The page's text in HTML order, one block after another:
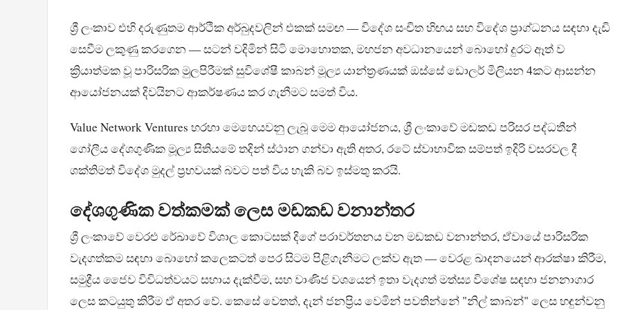
ශ්‍රී ලංකාව එහි දරුණුතම ආර්ථික අර්බුදවලින් එකක් සමඟ — විදේශ සංචිත හිඟය සහ විදේශ ප්‍රාග්ධනය සඳහා දැඩි
සෙවීම ලකුණු කරගෙන — සටන් වදිමින් සිටි මොහොතක, මහජන අවධානයෙන් බොහෝ දුරට ඈත් ව
ක්‍රියාත්මක වූ පාරිසරික මුලපිරීමක් සුවිශේෂී කාබන් මූල්‍ය යාන්ත්‍රණයක් ඔස්සේ ඩොලර් මිලියන 4කට ආසන්න
ආයෝජනයක් දිවයිනට ආකර්ෂණය කර ගැනීමට සමත් විය.
Value Network Ventures හරහා මෙහෙයවනු ලැබූ මෙම ආයෝජනය, ශ්‍රී ලංකාවේ මඩකඩ පරිසර පද්ධතීන්
ගෝලීය දේශගුණික මූල්‍ය සිතියමේ තදින් ස්ථාන ගන්වා ඇති අතර, රටේ ස්වාභාවික සම්පත් ඉදිරි වසරවල දී
ශක්තිමත් විදේශ මුදල් ප්‍රභවයක් බවට පත් විය හැකි බව ඉස්මතු කරයි.
දේශගුණික වත්කමක් ලෙස මඩකඩ වනාන්තර
ශ්‍රී ලංකාවේ වෙරළු රේඛාවේ විශාල කොටසක් දිගේ පරාවර්තනය වන මඩකඩ වනාන්තර, ඒවායේ පාරිසරික
වැදගත්කම සඳහා බොහෝ කලෙකටත් පෙර සිටම පිළිගැනීමට ලක්ව ඇත — වෙරළ ඛාදනයෙන් ආරක්ෂා කිරීම,
සමුද්‍රීය ජෛව විවිධත්වයට සහාය දැක්වීම, සහ වාණිජ වශයෙන් ඉතා වැදගත් මත්ස්‍ය විශේෂ සඳහා ජනනාගාර
ලෙස කටයුතු කිරීම ඒ අතර වේ. කෙසේ වෙතත්, දැන් ජනප්‍රිය වෙමින් පවතින්නේ "නිල් කාබන්" ලෙස හඳුන්වනු